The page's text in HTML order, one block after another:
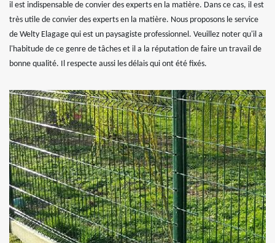
il est indispensable de convier des experts en la matière. Dans ce cas, il est
très utile de convier des experts en la matière. Nous proposons le service
de Welty Elagage qui est un paysagiste professionnel. Veuillez noter qu'il a
l'habitude de ce genre de tâches et il a la réputation de faire un travail de
bonne qualité. Il respecte aussi les délais qui ont été fixés.